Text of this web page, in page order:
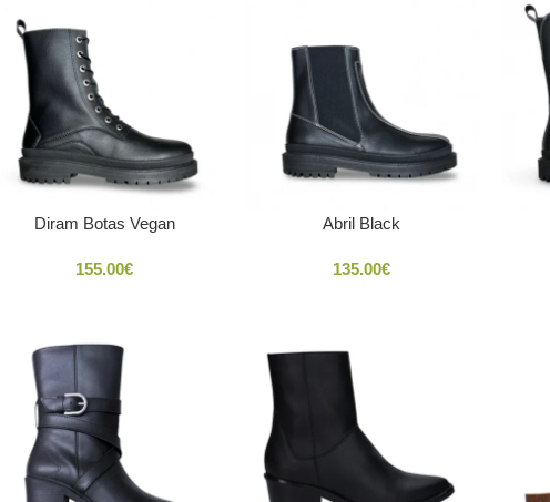
Diram Botas Vegan
155.00€
Abril Black
135.00€